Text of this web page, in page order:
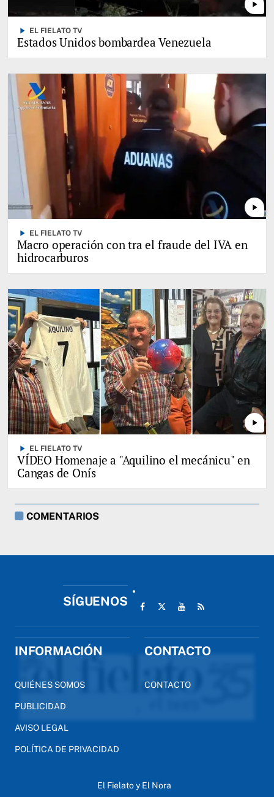
play_arrow
play_arrow EL FIELATO TV
Estados Unidos bombardea Venezuela
play_arrow
play_arrow EL FIELATO TV
Macro operación con tra el fraude del IVA en
hidrocarburos
play_arrow
play_arrow EL FIELATO TV
VÍDEO Homenaje a "Aquilino el mecánicu" en
Cangas de Onís
COMENTARIOS
SÍGUENOS
INFORMACIÓN
QUIÉNES SOMOS
PUBLICIDAD
AVISO LEGAL
POLÍTICA DE PRIVACIDAD
CONTACTO
CONTACTO
El Fielato y El Nora